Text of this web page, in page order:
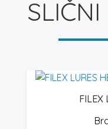
FILEX